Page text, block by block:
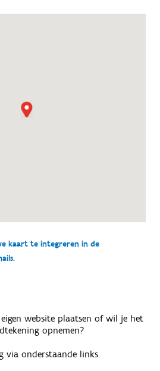
kaart te integreren in de
website plaatsen of wil je het
opnemen?
via onderstaande links.